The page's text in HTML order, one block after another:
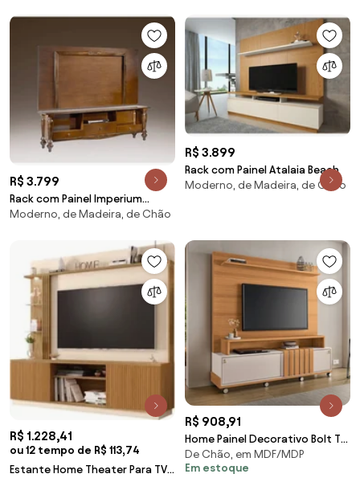
R$ 3.799
Rack com Painel Imperium
170cm Madeira Maciça
Moderno, de Madeira, de Chão
R$ 3.899
Rack com Painel Atalaia Beach
Moderno, de Madeira, de Chão
R$ 1.228,41
ou 12 tempo de R$ 113,74
Estante Home Theater Para TV
R$ 908,91
Home Painel Decorativo Bolt TV
até 65 Pol Portas Deslizantes
Pés Rodízio Cinamomo/Off
De Chão, em MDF/MDP
Em estoque